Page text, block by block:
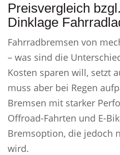
Preisvergleich
Dinklage
Fahrradbremsen von
– was sind die
Kosten sparen will, setzt
muss aber bei Regen
Bremsen mit starker
Offroad-Fahrten und E-
Bremsoption, die jedoch
wird.